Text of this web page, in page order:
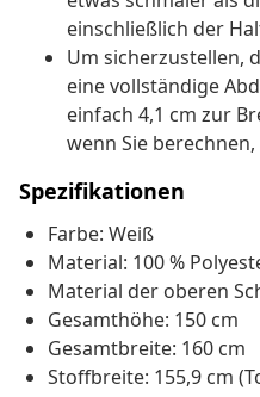
einschließlich der
Um sicherzustellen,
eine vollständige
einfach 4,1 cm zur
wenn Sie
Spezifikationen
Farbe: Weiß
Material: 100 %
Material der oberen
Gesamthöhe: 150 cm
Gesamtbreite: 160 cm
Stoffbreite: 155,9 cm